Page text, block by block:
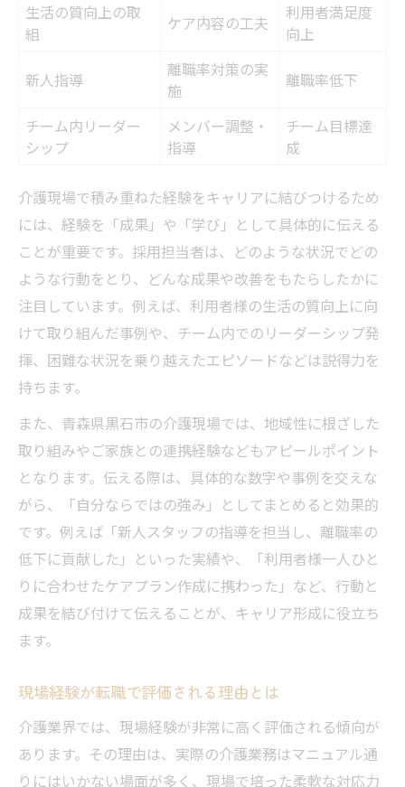
生活の質向上の取
組
ケア内容の工夫
利用者満足度
向上
新人指導
離職率対策の実
施
離職率低下
チーム内リーダー
シップ
メンバー調整・
指導
チーム目標達
成
介護現場で積み重ねた経験をキャリアに結びつけるため
には、経験を「成果」や「学び」として具体的に伝える
ことが重要です。採用担当者は、どのような状況でどの
ような行動をとり、どんな成果や改善をもたらしたかに
注目しています。例えば、利用者様の生活の質向上に向
けて取り組んだ事例や、チーム内でのリーダーシップ発
揮、困難な状況を乗り越えたエピソードなどは説得力を
持ちます。
また、青森県黒石市の介護現場では、地域性に根ざした
取り組みやご家族との連携経験などもアピールポイント
となります。伝える際は、具体的な数字や事例を交えな
がら、「自分ならではの強み」としてまとめると効果的
です。例えば「新人スタッフの指導を担当し、離職率の
低下に貢献した」といった実績や、「利用者様一人ひと
りに合わせたケアプラン作成に携わった」など、行動と
成果を結び付けて伝えることが、キャリア形成に役立ち
ます。
現場経験が転職で評価される理由とは
介護業界では、現場経験が非常に高く評価される傾向が
あります。その理由は、実際の介護業務はマニュアル通
りにはいかない場面が多く、現場で培った柔軟な対応力